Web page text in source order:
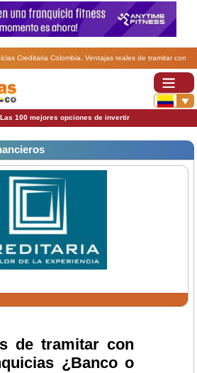
Creditaria Colombia. Ventajas reales de tramitar con
franquicias ¿Banco o Bróker?.
100 mejores opciones de invertir
de tramitar con
¿Banco o